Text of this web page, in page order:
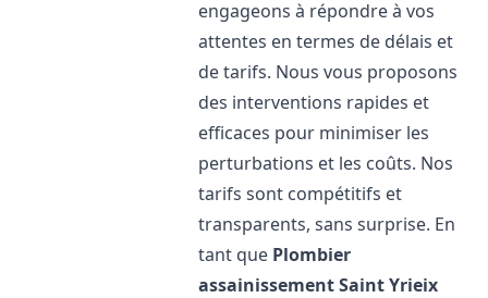
engageons à répondre à vos
attentes en termes de délais et
de tarifs. Nous vous proposons
des interventions rapides et
efficaces pour minimiser les
perturbations et les coûts. Nos
tarifs sont compétitifs et
transparents, sans surprise. En
tant que Plombier
assainissementSaint Yrieix